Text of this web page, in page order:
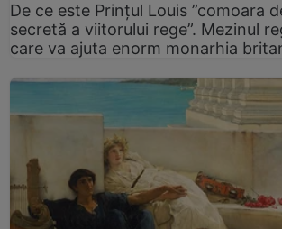
De ce este Prințul Louis ”comoara
secretă a viitorului rege”. Mezinul
care va ajuta enorm monarhia